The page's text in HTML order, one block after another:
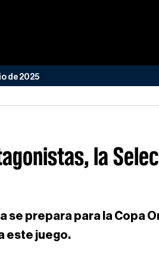
de 2025
la
se prepara para la Copa
este juego.